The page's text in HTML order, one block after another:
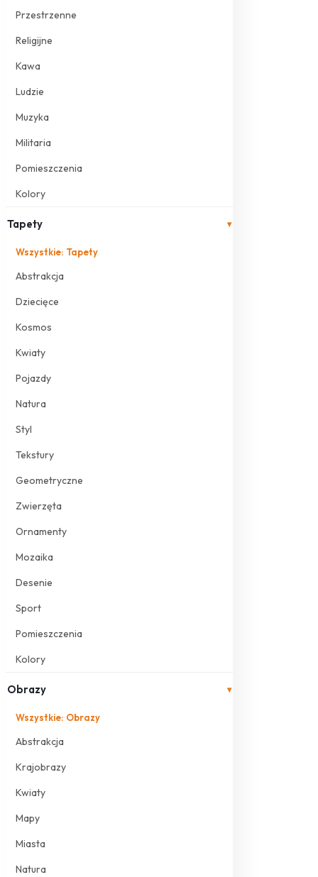
Przestrzenne
Religijne
Kawa
Ludzie
Muzyka
Militaria
Pomieszczenia
Kolory
Tapety ▾
Wszystkie: Tapety
Abstrakcja
Dziecięce
Kosmos
Kwiaty
Pojazdy
Natura
Styl
Tekstury
Geometryczne
Zwierzęta
Ornamenty
Mozaika
Desenie
Sport
Pomieszczenia
Kolory
Obrazy ▾
Wszystkie: Obrazy
Abstrakcja
Krajobrazy
Kwiaty
Mapy
Miasta
Natura